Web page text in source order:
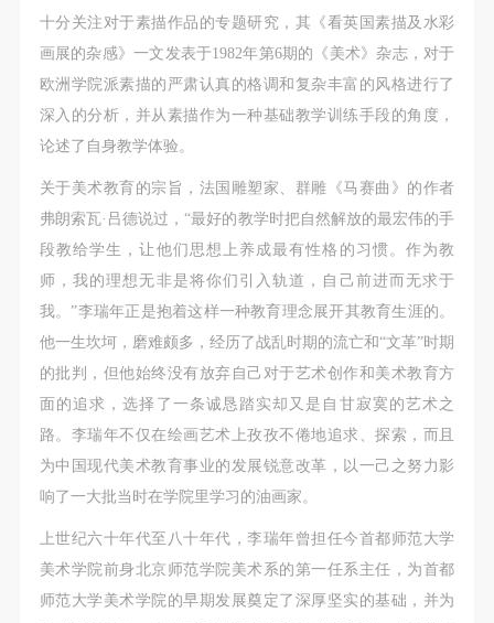
十分关注对于素描作品的专题研究，其《看英国素描及水彩
画展的杂感》一文发表于1982年第6期的《美术》杂志，对于
欧洲学院派素描的严肃认真的格调和复杂丰富的风格进行了
深入的分析，并从素描作为一种基础教学训练手段的角度，
论述了自身教学体验。
关于美术教育的宗旨，法国雕塑家、群雕《马赛曲》的作者
弗朗索瓦·吕德说过，“最好的教学时把自然解放的最宏伟的手
段教给学生，让他们思想上养成最有性格的习惯。作为教
师，我的理想无非是将你们引入轨道，自己前进而无求于
我。”李瑞年正是抱着这样一种教育理念展开其教育生涯的。
他一生坎坷，磨难颇多，经历了战乱时期的流亡和“文革”时期
的批判，但他始终没有放弃自己对于艺术创作和美术教育方
面的追求，选择了一条诚恳踏实却又是自甘寂寞的艺术之
路。李瑞年不仅在绘画艺术上孜孜不倦地追求、探索，而且
为中国现代美术教育事业的发展锐意改革，以一己之努力影
响了一大批当时在学院里学习的油画家。
上世纪六十年代至八十年代，李瑞年曾担任今首都师范大学
美术学院前身北京师范学院美术系的第一任系主任，为首都
师范大学美术学院的早期发展奠定了深厚坚实的基础，并为